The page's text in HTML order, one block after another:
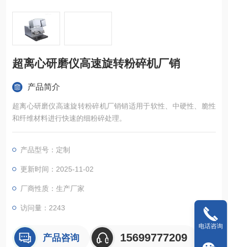
超离心研磨仪高速旋转粉碎机厂销
产品简介
超离心研磨仪高速旋转粉碎机厂销销适用于软性、中硬性、脆性
和纤维材料进行快速的细粉碎处理。
产品型号：定制
更新时间：2025-11-02
厂商性质：生产厂家
访问量：2243
产品咨询 15699777209
电话咨询